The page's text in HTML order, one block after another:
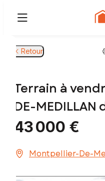
Retour
Terrain à
DE-MEDILLAN
43 000 €
Montpellier-De-